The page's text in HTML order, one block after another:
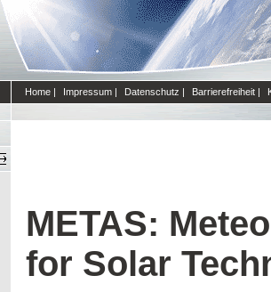
Home | Impressum | Datenschutz | Barrierefreiheit |
METAS:
for Solar